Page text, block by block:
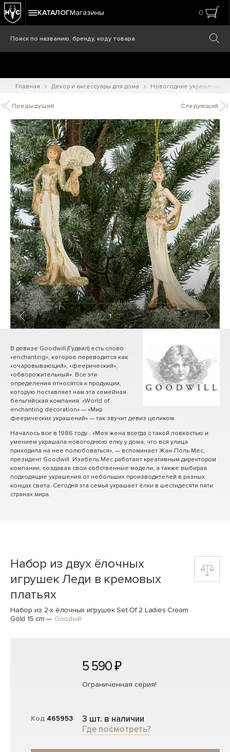
КАТАЛОГМагазины 0
Главная Декор и аксессуары для дома Новогодние украшения
Предыдущий Следующий
1/ 8
В девизе Goodwill (Гудвил) есть слово
«enchanting», которое переводится как
«очаровывающий», «феерический»,
«обворожительный». Все эти
определения относятся к продукции,
которую поставляет нам эта семейная
бельгийская компания. «World of
enchanting decoration» — «Мир
феерических украшений» — так звучит девиз целиком.
Началось все в 1986 году… «Моя жена всегда с такой ловкостью и
умением украшала новогоднюю елку у дома, что вся улица
приходила на нее полюбоваться», — вспоминает Жан-Поль Мес,
президент Goodwill. Изабель Мес работает креативным директором
компании, создавая свои собственные модели, а также выбирая
подходящие украшения от небольших производителей в разных
концах света. Сегодня эта семья украшает ёлки в шестидесяти пяти
странах мира.
Набор из двух ёлочных
игрушек Леди в кремовых
платьях
Набор из 2-х ёлочных игрушек Set Of 2 Ladies Cream
Gold 15 cm — Goodwill
Код 465953
5 590 ₽
Ограниченная серия!
3 шт. в наличии
Где посмотреть?